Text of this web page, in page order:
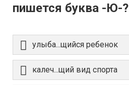
пишется буква -Ю-?
улыба...щийся ребенок
калеч...щий вид спорта